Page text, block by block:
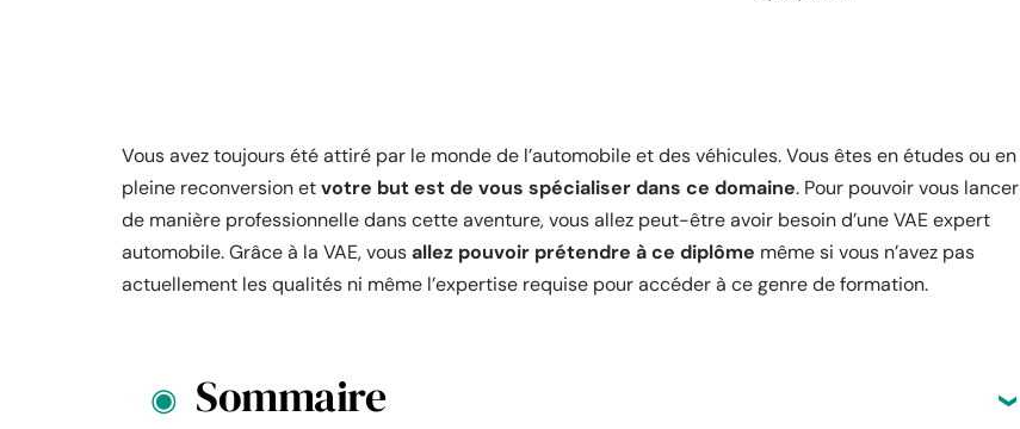
Vous avez toujours été attiré par le monde de l’automobile et des véhicules. Vous êtes en études ou en
pleine reconversion etvotre but est de vous spécialiser dans ce domaine. Pour pouvoir vous lancer
de manière professionnelle dans cette aventure, vous allez peut-être avoir besoin d’une VAE expert
automobile. Grâce à la VAE, vousallez pouvoir prétendre à ce diplôme même si vous n’avez pas
actuellement les qualités ni même l’expertise requise pour accéder à ce genre de formation.
Sommaire